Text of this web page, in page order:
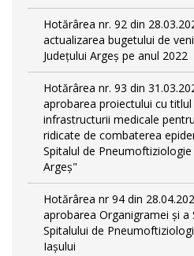
Hotărârea nr. 92 din
actualizarea bugetului de
Județului Argeș pe anul 2022
Hotărârea nr. 93 din
aprobarea proiectului cu
infrastructurii medicale
ridicate de combaterea
Spitalul de Pneumoftiziologie
Argeș"
Hotărârea nr 94 din
aprobarea Organigramei și a
Spitalului de
Iașului